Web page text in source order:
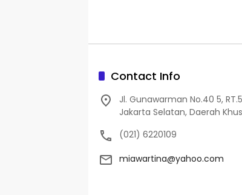
Contact Info
Jl. Gunawarman No.40 5,
Jakarta Selatan, Daerah
(021) 6220109
miawartina@yahoo.com